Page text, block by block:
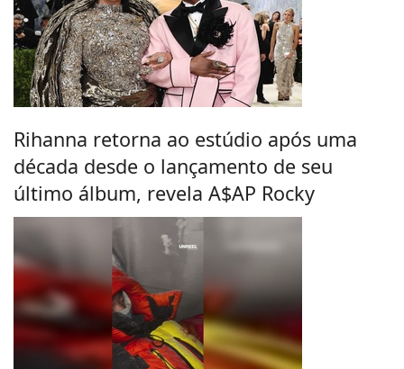
Rihanna retorna ao estúdio após uma
década desde o lançamento de seu
último álbum, revela A$AP Rocky